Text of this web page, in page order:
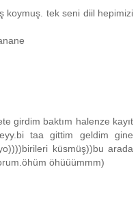
koymuş. tek seni diil hepimizi
girdim baktım halenze kayıt
taa gittim geldim gine
küsmüş))bu arada
öhüüümmm)